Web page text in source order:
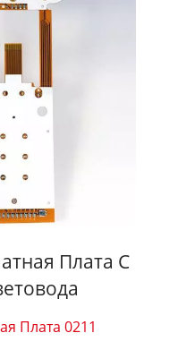
Плата С
Плата 0211